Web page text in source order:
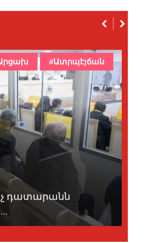
դատարանն
#Ատրպէյճան